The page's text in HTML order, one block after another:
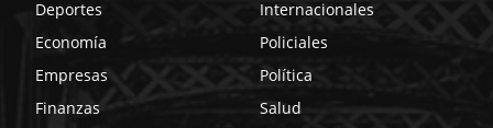
Deportes
Economía
Empresas
Finanzas
Internacionales
Policiales
Política
Salud